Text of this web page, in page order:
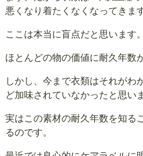
悪くなり着たくなくなってきます
ここは本当に盲点だと思います。
ほとんどの物の価値に耐久年数
しかし、今まで衣類はそれがわ
ど加味されていなかったと思い
実はこの素材の耐久年数を知る
るのです。